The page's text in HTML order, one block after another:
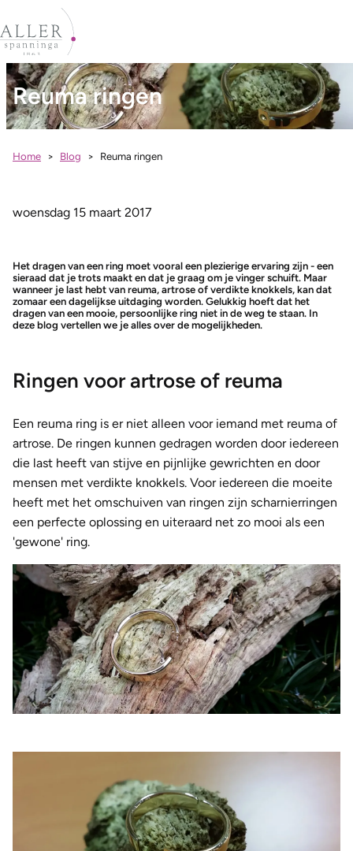
Reuma ringen
Home Blog Reuma ringen
woensdag 15 maart 2017
Het dragen van een ring moet vooral een plezierige ervaring zijn - een
sieraad dat je trots maakt en dat je graag om je vinger schuift. Maar
wanneer je last hebt van reuma, artrose of verdikte knokkels, kan dat
zomaar een dagelijkse uitdaging worden. Gelukkig hoeft dat het
dragen van een mooie, persoonlijke ring niet in de weg te staan. In
deze blog vertellen we je alles over de mogelijkheden.
Ringen voor artrose of reuma
Een reuma ring is er niet alleen voor iemand met reuma of
artrose. De ringen kunnen gedragen worden door iedereen
die last heeft van stijve en pijnlijke gewrichten en door
mensen met verdikte knokkels. Voor iedereen die moeite
heeft met het omschuiven van ringen zijn scharnierringen
een perfecte oplossing en uiteraard net zo mooi als een
'gewone' ring.